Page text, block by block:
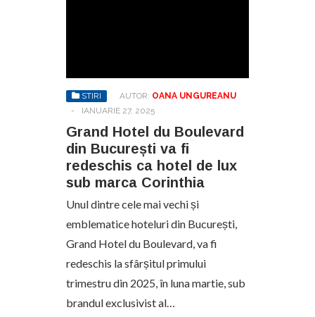
STIRI AUTOR: OANA UNGUREANU
-
IANUARIE 27, 2025
Grand Hotel du Boulevard
din București va fi
redeschis ca hotel de lux
sub marca Corinthia
Unul dintre cele mai vechi și
emblematice hoteluri din București,
Grand Hotel du Boulevard, va fi
redeschis la sfârșitul primului
trimestru din 2025, în luna martie, sub
brandul exclusivist al…